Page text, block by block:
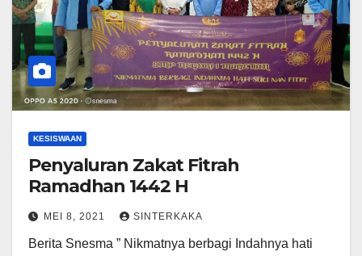
KESISWAAN
Penyaluran Zakat Fitrah
Ramadhan 1442 H
MEI 8, 2021 SINTERKAKA
Berita Snesma ” Nikmatnya berbagi Indahnya hati